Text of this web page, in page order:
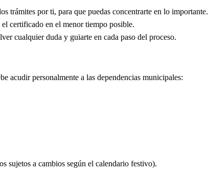
trámites por ti, para que puedas concentrarte en lo importante.
certificado en el menor tiempo posible.
cualquier duda y guiarte en cada paso del proceso.
acudir personalmente a las dependencias municipales:
sujetos a cambios según el calendario festivo).